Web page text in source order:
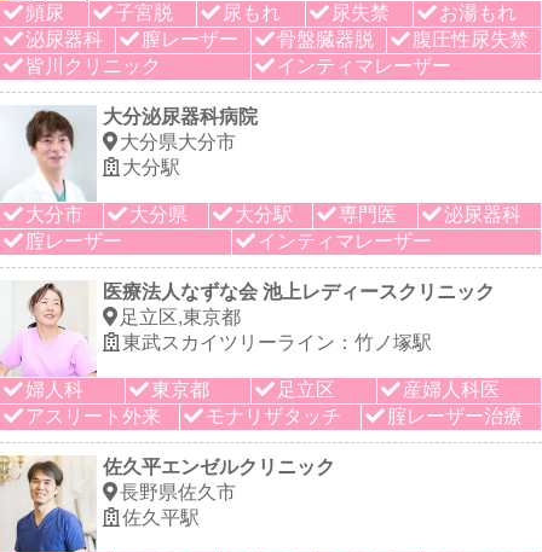
頻尿 子宮脱 尿もれ 尿失禁
お湯もれ
泌尿器科
膣レーザー 骨盤臓器脱
腹圧性尿失禁
皆川クリニック
インティマレーザー
大分泌尿器科病院
大分県大分市
大分駅
大分市 大分県 大分駅 専門医
泌尿器科
腟レーザー
インティマレーザー
医療法人なずな会 池上レディースクリニック
足立区,東京都
東武スカイツリーライン：竹ノ塚駅
婦人科 東京都 足立区
産婦人科医
アスリート外来
モナリザタッチ 腟レーザー治療
佐久平エンゼルクリニック
長野県佐久市
佐久平駅